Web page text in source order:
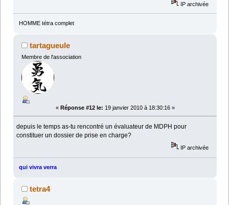
IP archivée
HOMME tétra complet
tartagueule
Membre de l'association
« Réponse #12 le: 19 janvier 2010 à 18:30:16 »
depuis le temps as-tu rencontré un évaluateur de MDPH pour
constituer un dossier de prise en charge?
IP archivée
qui vivra verra
tetra4